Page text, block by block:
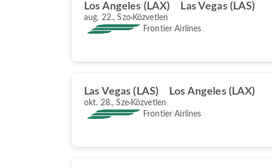
Los Angeles (LAX) Las Vegas (LAS)
aug. 22., Szo Közvetlen
Frontier Airlines
Las Vegas (LAS) Los Angeles (LAX)
okt. 28., Sze Közvetlen
Frontier Airlines